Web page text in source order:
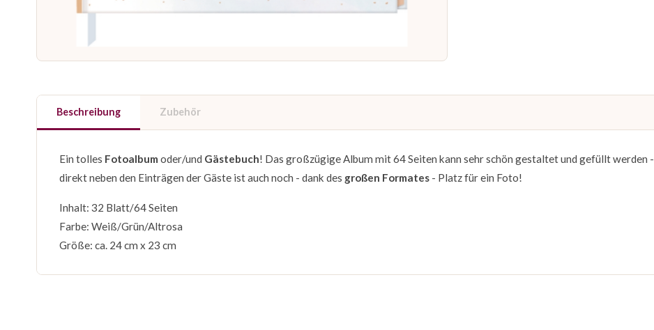
Beschreibung Zubehör
Ein tolles Fotoalbum oder/und Gästebuch! Das großzügige Album mit 64 Seiten kann sehr schön gestaltet und gefüllt werden -
direkt neben den Einträgen der Gäste ist auch noch - dank des großen Formates - Platz für ein Foto!
Inhalt: 32 Blatt/64 Seiten
Farbe: Weiß/Grün/Altrosa
Größe: ca. 24 cm x 23 cm